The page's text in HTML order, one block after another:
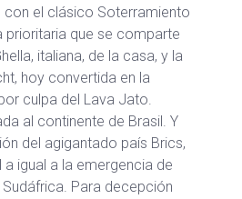
con el clásico Soterramiento
prioritaria que se comparte
italiana, de la casa, y la
hoy convertida en la
culpa del Lava Jato.
al continente de Brasil. Y
del agigantado país Brics,
igual a la emergencia de
Sudáfrica. Para decepción